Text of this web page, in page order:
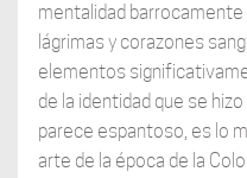
mentalidad
lágrimas y corazones
elementos
de la identidad que se
parece espantoso, es lo
arte de la época de la